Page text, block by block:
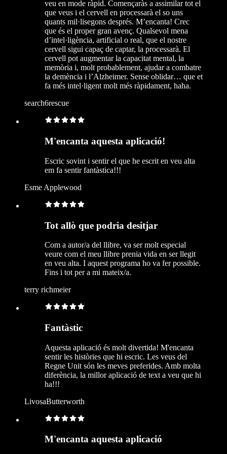
veu en mode ràpid. Començaràs a assimilar tot el
que veus i el cervell en processarà el so uns
quants mil·lisegons després. M’encanta! Crec
que és el proper gran avenç. Qualsevol mena
d’intel·ligència, artificial o real, que el nostre
cervell sigui capaç de captar, la processarà. El
cervell pot augmentar la capacitat mental, la
memòria i, molt probablement, ajudar a combatre
la demència i l’Alzheimer. Sense oblidar… que et
fa més intel·ligent molt més ràpidament, haha.
search6rescue
M'encanta aquesta aplicació!
Escric sovint i sentir el que he escrit en veu alta
em fa sentir fantàstica!!!
Esme Applewood
Tot allò que podria desitjar
Com a autor/a del llibre, va ser molt especial
veure com el meu llibre prenia vida en ser llegit
en veu alta. I aquest programa ho va fer possible.
Fins i tot per a mi mateix/a.
terry richmeier
Fantàstic
Aquesta aplicació és molt divertida! M'encanta
sentir les històries que hi escric. Les veus del
Regne Unit són les meves preferides. Amb molta
diferència, la millor aplicació de text a veu que hi
ha!!!
LivosaButterworth
M'encanta aquesta aplicació